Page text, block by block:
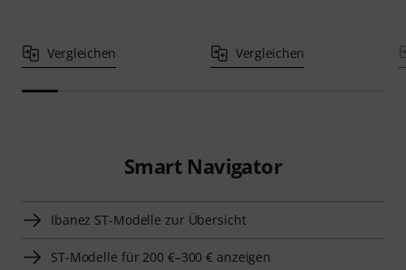
Vergleichen Vergleichen
Smart Navigator
Ibanez ST-Modelle zur Übersicht
ST-Modelle für 200 €–300 € anzeigen